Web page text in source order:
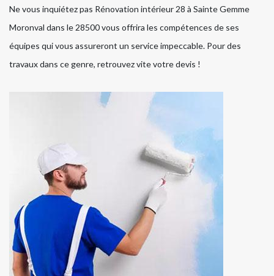
Ne vous inquiétez pas Rénovation intérieur 28 à Sainte Gemme
Moronval dans le 28500 vous offrira les compétences de ses
équipes qui vous assureront un service impeccable. Pour des
travaux dans ce genre, retrouvez vite votre devis !